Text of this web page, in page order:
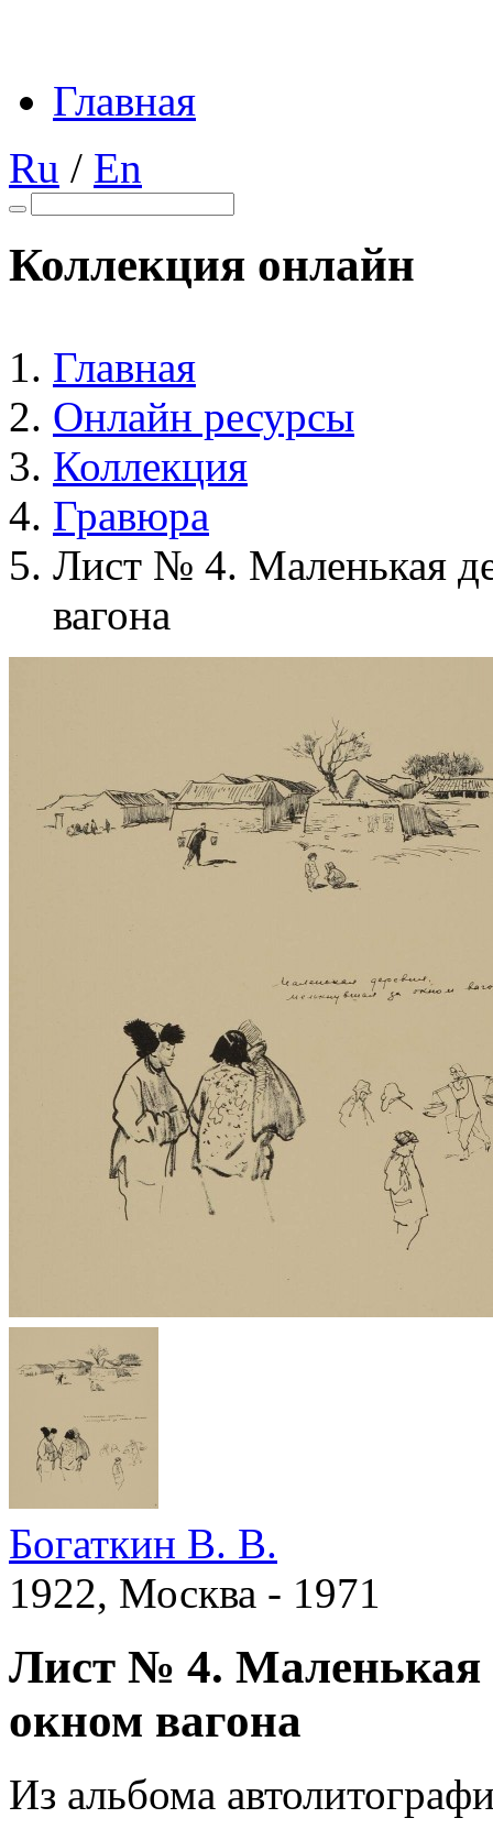
Главная
Ru / En
Коллекция онлайн
Главная
Онлайн ресурсы
Коллекция
Гравюра
Лист № 4. Маленькая
вагона
Богаткин В. В.
1922, Москва - 1971
Лист № 4. Маленькая
окном вагона
Из альбома